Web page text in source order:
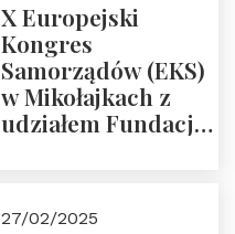
X Europejski
Kongres
Samorządów (EKS)
w Mikołajkach z
udziałem Fundacji
27/02/2025